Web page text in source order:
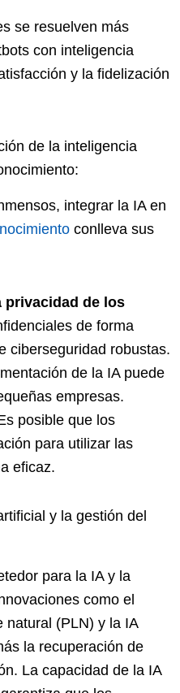
se resuelven más
con inteligencia
y la fidelización
de la inteligencia
integrar la IA en
conlleva sus
privacidad de los
de forma
ciberseguridad robustas.
de la IA puede
empresas.
posible que los
para utilizar las
eficaz.
y la gestión del
para la IA y la
como el
natural (PLN) y la IA
la recuperación de
La capacidad de la IA